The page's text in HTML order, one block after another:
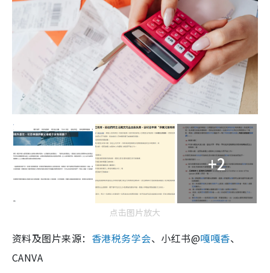
+2
点击图片放大
资料及图片来源： 香港税务学会、小红书@嘎嘎香、
CANVA